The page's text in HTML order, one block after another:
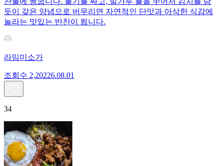
듯이 갖은 양념으로 버무리면 자연적인 단맛과 아삭한 식감에
놀라는 맛있는 반찬이 됩니다.
라임미소가
조회수 2,20226.08.01
34